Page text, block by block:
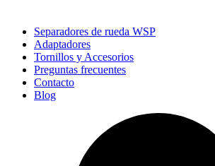
Separadores de rueda WSP
Adaptadores
Tornillos y Accesorios
Preguntas frecuentes
Contacto
Blog